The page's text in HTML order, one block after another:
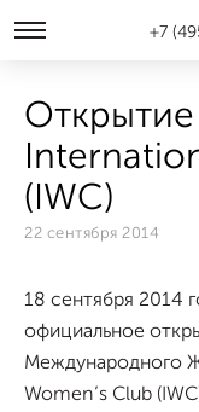
+7
Открытие
(IWC)
22 сентября 2014
18 сентября 2014
официальное
Международного
Women’s Club